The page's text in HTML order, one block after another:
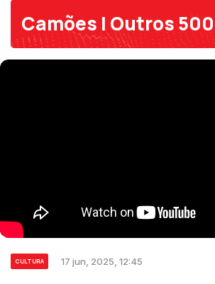
Camões | Outros 500
CULTURA 17 jun, 2025, 12:45